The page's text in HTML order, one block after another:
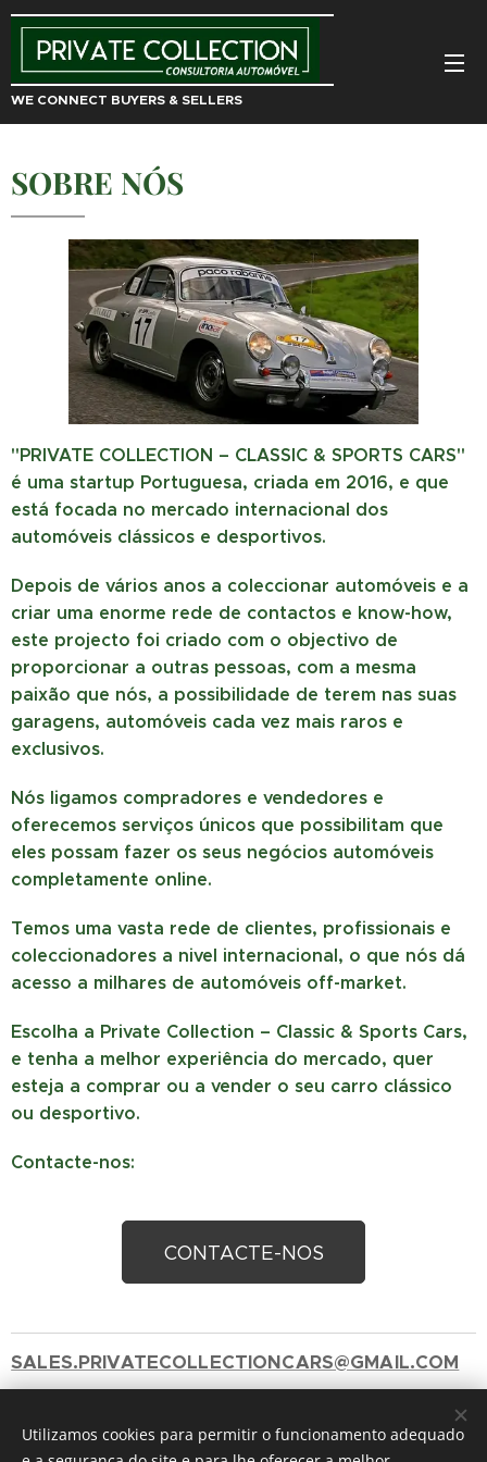
WE CONNECT BUYERS & SELLERS
SOBRE NÓS
"PRIVATE COLLECTION – CLASSIC & SPORTS CARS"
é uma startup Portuguesa, criada em 2016, e que
está focada no mercado internacional dos
automóveis clássicos e desportivos.
Depois de vários anos a coleccionar automóveis e a
criar uma enorme rede de contactos e know-how,
este projecto foi criado com o objectivo de
proporcionar a outras pessoas, com a mesma
paixão que nós, a possibilidade de terem nas suas
garagens, automóveis cada vez mais raros e
exclusivos.
Nós ligamos compradores e vendedores e
oferecemos serviços únicos que possibilitam que
eles possam fazer os seus negócios automóveis
completamente online.
Temos uma vasta rede de clientes, profissionais e
coleccionadores a nivel internacional, o que nós dá
acesso a milhares de automóveis off-market.
Escolha a Private Collection – Classic & Sports Cars,
e tenha a melhor experiência do mercado, quer
esteja a comprar ou a vender o seu carro clássico
ou desportivo.
Contacte-nos:
CONTACTE-NOS
SALES.PRIVATECOLLECTIONCARS@GMAIL.COM
+351 912417060 ( Chamada para a rede móvel
nacional)
Utilizamos cookies para permitir o funcionamento adequado